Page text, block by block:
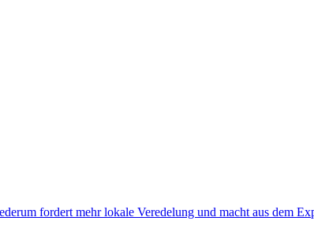
fordert mehr lokale Veredelung und macht aus dem